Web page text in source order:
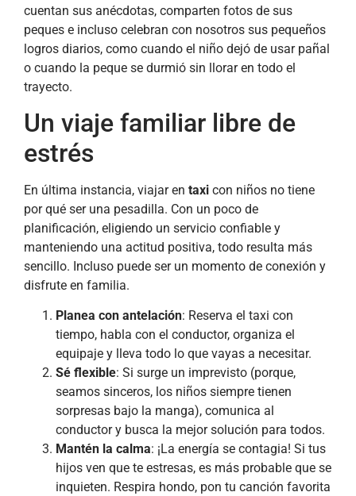
cuentan sus anécdotas, comparten fotos de sus
peques e incluso celebran con nosotros sus pequeños
logros diarios, como cuando el niño dejó de usar pañal
o cuando la peque se durmió sin llorar en todo el
trayecto.
Un viaje familiar libre de
estrés
En última instancia, viajar en taxi con niños no tiene
por qué ser una pesadilla. Con un poco de
planificación, eligiendo un servicio confiable y
manteniendo una actitud positiva, todo resulta más
sencillo. Incluso puede ser un momento de conexión y
disfrute en familia.
Planea con antelación: Reserva el taxi con
tiempo, habla con el conductor, organiza el
equipaje y lleva todo lo que vayas a necesitar.
Sé flexible: Si surge un imprevisto (porque,
seamos sinceros, los niños siempre tienen
sorpresas bajo la manga), comunica al
conductor y busca la mejor solución para todos.
Mantén la calma: ¡La energía se contagia! Si tus
hijos ven que te estresas, es más probable que se
inquieten. Respira hondo, pon tu canción favorita